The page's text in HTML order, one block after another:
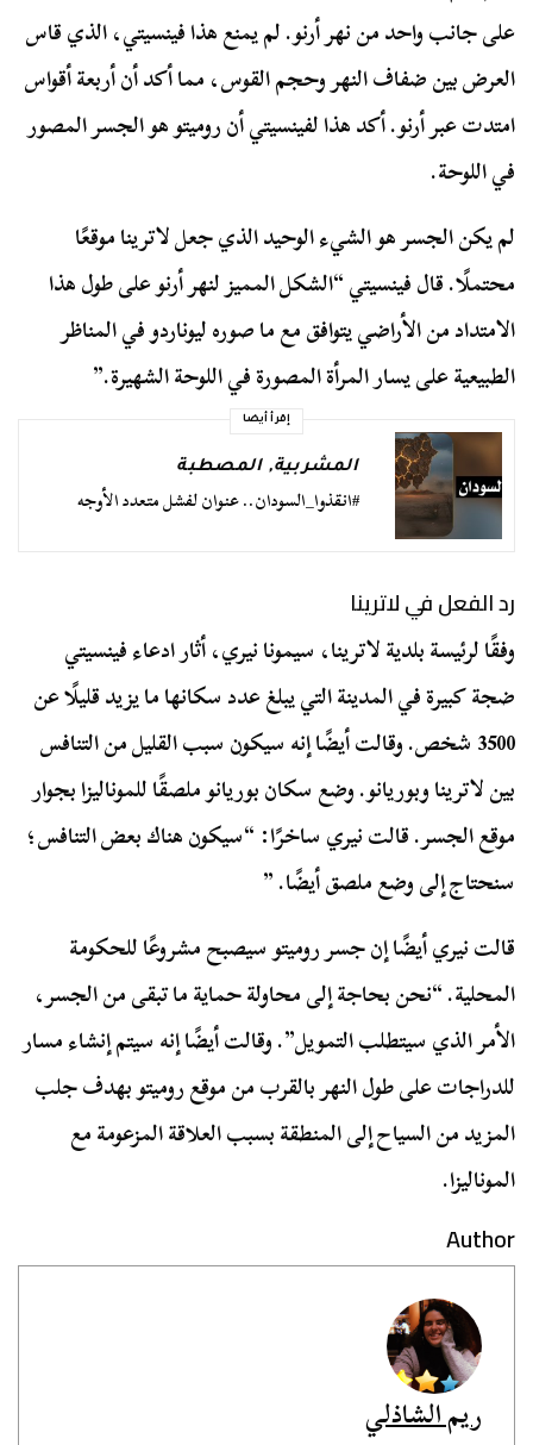
على جانب واحد من نهر أرنو. لم يمنع هذا فينسيتي، الذي قاس
العرض بين ضفاف النهر وحجم القوس، مما أكد أن أربعة أقواس
امتدت عبر أرنو. أكد هذا لفينسيتي أن روميتو هو الجسر المصور
في اللوحة.
لم يكن الجسر هو الشيء الوحيد الذي جعل لاترينا موقعًا
محتملًا. قال فينسيتي “الشكل المميز لنهر أرنو على طول هذا
الامتداد من الأراضي يتوافق مع ما صوره ليوناردو في المناظر
الطبيعية على يسار المرأة المصورة في اللوحة الشهيرة.”
إقرأ أيضا
المشربية,المصطبة
#انقذوا_السودان.. عنوان لفشل متعدد الأوجه
رد الفعل في لاترينا
وفقًا لرئيسة بلدية لاترينا، سيمونا نيري، أثار ادعاء فينسيتي
ضجة كبيرة في المدينة التي يبلغ عدد سكانها ما يزيد قليلًا عن
3500 شخص. وقالت أيضًا إنه سيكون سبب القليل من التنافس
بين لاترينا وبوريانو. وضع سكان بوريانو ملصقًا للموناليزا بجوار
موقع الجسر. قالت نيري ساخرًا: “سيكون هناك بعض التنافس؛
سنحتاج إلى وضع ملصق أيضًا. ”
قالت نيري أيضًا إن جسر روميتو سيصبح مشروعًا للحكومة
المحلية. “نحن بحاجة إلى محاولة حماية ما تبقى من الجسر،
الأمر الذي سيتطلب التمويل”. وقالت أيضًا إنه سيتم إنشاء مسار
للدراجات على طول النهر بالقرب من موقع روميتو بهدف جلب
المزيد من السياح إلى المنطقة بسبب العلاقة المزعومة مع
الموناليزا.
Author
ريم الشاذلي